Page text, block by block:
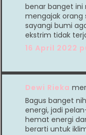
benar banget ini
mengajak orang
sayangi bumi
ekstrim tidak
16 April 2022
Dewi Rieka
Bagus banget
energi, jadi
hemat energi
berarti untuk